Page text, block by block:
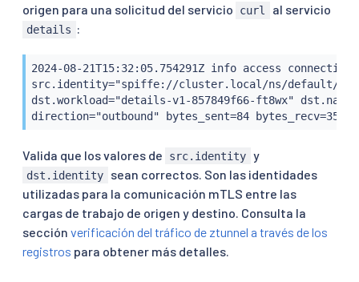
origen para una solicitud del servicio
curl al servicio
details :
2024-08-21T15:32:05.754291Z info access
src.identity="spiffe://cluster.local/ns/default/sa/
dst.workload="details-v1-857849f66-ft8wx"
direction="outbound" bytes_sent=84 bytes_recv=358
Valida que los valores de src.identity y
dst.identity
sean correctos. Son las identidades
utilizadas para la comunicación mTLS entre las
cargas de trabajo de origen y destino. Consulta la
sección verificación del tráfico de ztunnel a través de los
registros para obtener más detalles.